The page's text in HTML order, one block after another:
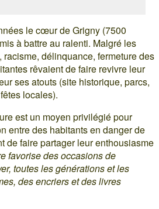
le cœur de Grigny (7500
à battre au ralenti. Malgré les
délinquance, fermeture des
rêvaient de faire revivre leur
ses atouts (site historique, parcs,
locales).
est un moyen privilégié pour
entre des habitants en danger de
de faire partager leur enthousiasme
favorise des occasions de
toutes les générations et les
des encriers et des livres